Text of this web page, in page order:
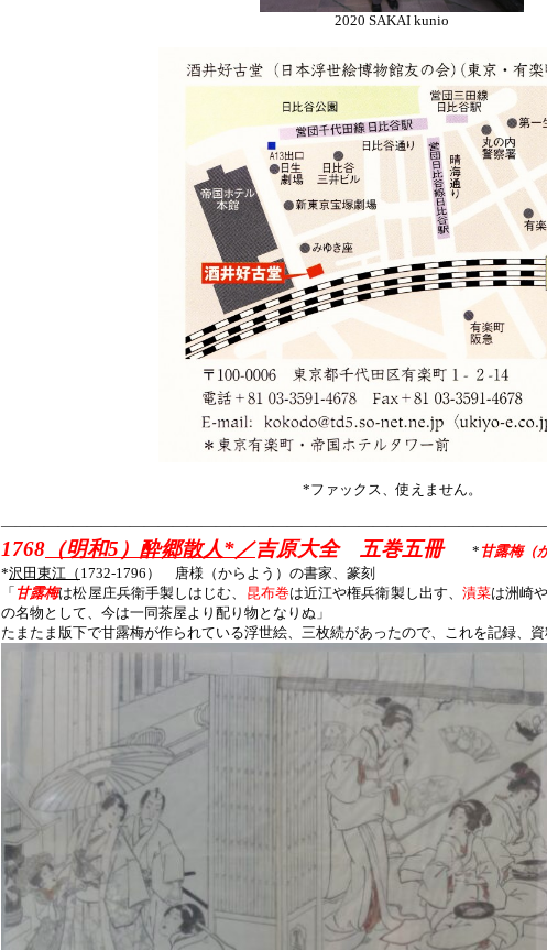
2020 SAKAI kunio
*ファックス、使えません。
1768 （明和5）酔郷散人*／吉原大全 五巻五冊* 甘露梅（
*沢田東江（ 1732-1796） 唐様（からよう）の書家、篆刻
「 甘露梅は松屋庄兵衛手製しはじむ、 昆布巻は近江や権兵衛製し出す、 漬菜は洲崎
の名物として、今は一同茶屋より配り物となりぬ」
たまたま版下で甘露梅が作られている浮世絵、三枚続があったので、これを記録、資